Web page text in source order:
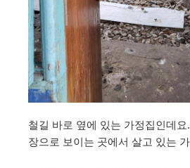
철길 바로 옆에 있는 가정집인데
장으로 보이는 곳에서 살고 있는